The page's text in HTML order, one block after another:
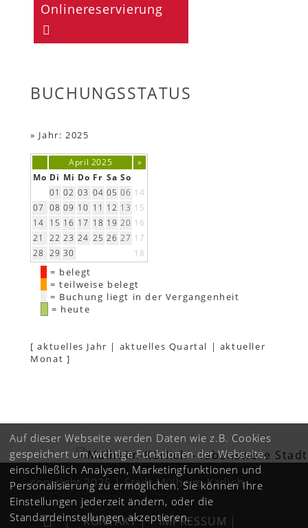
Onlinereservierung
BUCHUNGSSTATUS
» Jahr: 2025
April 2025
»
Mo Di Mi Do Fr Sa So
01 02 03 04 05 06 14
07 08 09 10 11 12 13 15
14 15 16 17 18 19 20 16
21
22 23 24 25 26 27 17
28
29 30 18
= belegt
= teilweise belegt
= Buchung liegt in der Vergangenheit
= heute
[aktuelles Jahr | aktuelles Quartal | aktueller
Monat ]
copyright 2025 | Stadt Mülheim-Kärlich
| KONTAKT| IMPRESSUM |
Auf dieser Webseite werden Daten wie z.B. Cookies
gespeichert um wichtige Funktionen der Webseite,
einschließlich Analysen, Marketingfunktionen und
Personalisierung zu ermöglichen. Sie können Ihre
Einstellungen jederzeit ändern, oder die
Standardeinstellungen akzeptieren.